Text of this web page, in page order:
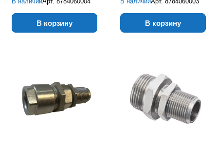
В корзину В корзину